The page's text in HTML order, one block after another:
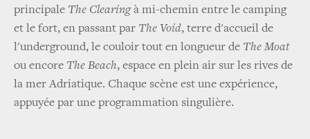
principale The Clearingà mi-chemin entre le camping
et le fort, en passant par The Void, terre d'accueil de
l'underground, le couloir tout en longueur de The Moat
ou encore The Beach, espace en plein air sur les rives de
la mer Adriatique. Chaque scène est une expérience,
appuyée par une programmation singulière.